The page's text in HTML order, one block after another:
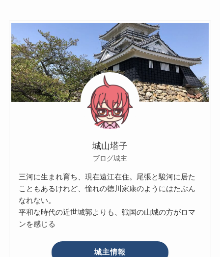
城山塔子
ブログ城主
三河に生まれ育ち、現在遠江在住。尾張と駿河に居た
こともあるけれど、憧れの徳川家康のようにはたぶん
なれない。
平和な時代の近世城郭よりも、戦国の山城の方がロマ
ンを感じる
城主情報